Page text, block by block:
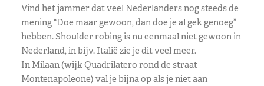
Vind het jammer dat veel Nederlanders nog steeds de
mening “Doe maar gewoon, dan doe je al gek genoeg”
hebben. Shoulder robing is nu eenmaal niet gewoon in
Nederland, in bijv. Italië zie je dit veel meer.
In Milaan (wijk Quadrilatero rond de straat
Montenapoleone) val je bijna op als je niet aan